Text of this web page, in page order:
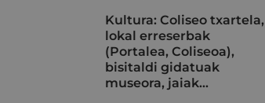
Kultura: Coliseo txartela,
lokal erreserbak
(Portalea, Coliseoa),
bisitaldi gidatuak
museora, jaiak...